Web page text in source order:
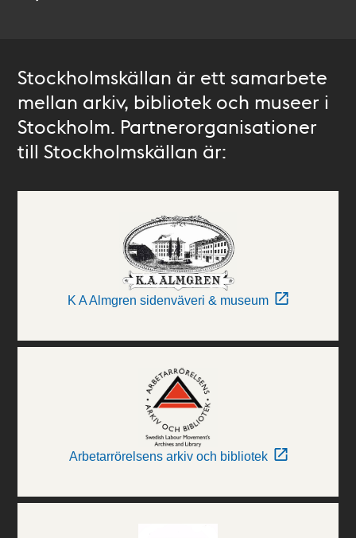
Stockholmskällan är ett samarbete
mellan arkiv, bibliotek och museer i
Stockholm. Partnerorganisationer
till Stockholmskällan är:
K A Almgren sidenväveri & museum
Arbetarrörelsens arkiv och bibliotek